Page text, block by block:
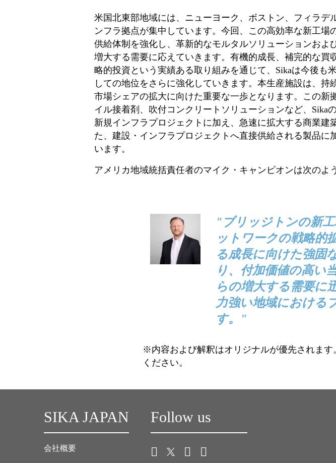
米国北東部地域には、ニューヨーク、ボストン、フィラ
ンフラ拠点が集中しています。今回、この高効率な新工
供給体制を強化し、革新的なモルタルソリューションお
増大する需要に応えていきます。有機的成長、補完的な
略的投資という実績ある取り組みを通じて、Sikaは今後も
しての地位をさらに強化していきます。本生産施設は、持
市場シェアの拡大に向けた重要な一歩となります。この
イル接着剤、吹付コンクリートソリューションなど、Sika
新規インフラプロジェクトに加え、急速に拡大する商業
た、建設・インフラプロジェクトへ直接供給される製品
います。
アメリカ地域統括責任者のマイク・キャンピオンは次のよ
"ブリッジトンの新
ットワークの戦略的
る成長に向けた強固
り、付加価値の高い
らの増大する需要に
力強い地域における
す。"
※内容および解釈はオリジナルが優先されます
ください。
SIKA JAPAN
会社概要
Follow us